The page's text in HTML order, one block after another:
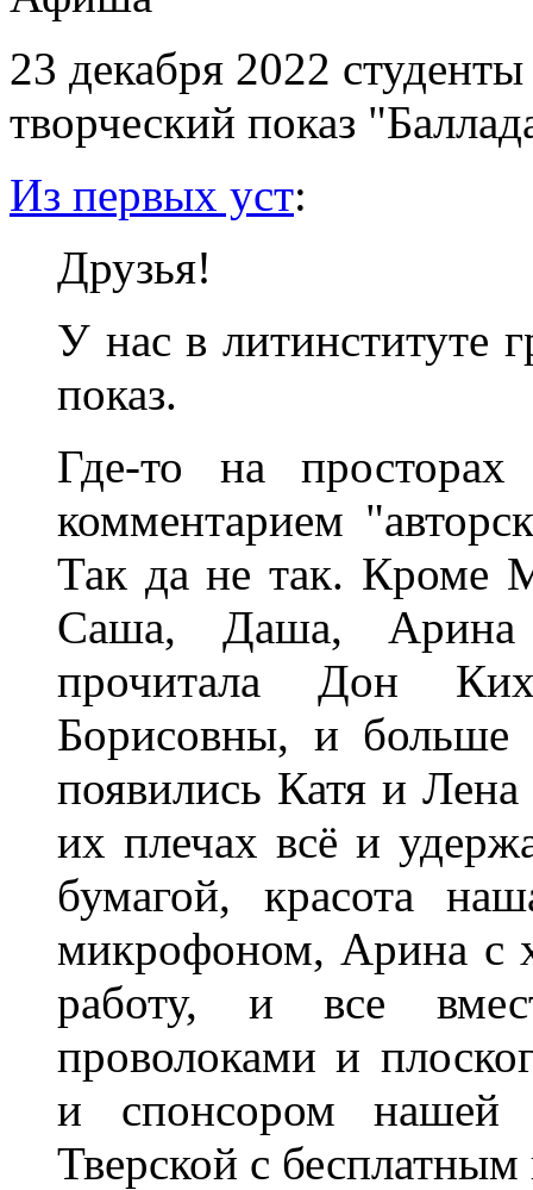
23 декабря 2022
творческий показ
Из первых уст:
Друзья!
У нас в литинституте
показ.
Где-то на
комментарием
Так да не так. Кроме
Саша, Даша,
прочитала Дон
Борисовны, и больше
появились Катя и
их плечах всё и
бумагой, красота
микрофоном, Арина с
работу, и все
проволоками и
и спонсором нашей
Тверской с